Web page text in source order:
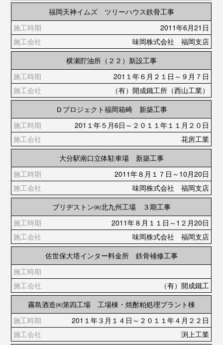
福岡天神イムズ ツリーハウス鉄骨工事
2011年6月21日
味岡株式会社 福岡支店
横瀬貯油所（２２）新設工事
201１年６月２１日～９月７日
（有）開成鐵工所（西山工業）
Ｄプロジェクト福岡箱崎 新築工事
201１年５月6日～２０１１年１１月２０日
花房工業
大分駅南口立体駐車場 新築工事
2011年８月１７日～10月20日
味岡株式会社 福岡支店
ブリヂストン㈱北九州工場 ３期工事
2011年８月１１日～1２月20日
味岡株式会社 福岡支店
佐世保大塔インター料金所 鉄骨補修工事
（有）開成鐵工
霧島酒造㈱第四工場 工場棟・焼酎粕処理プラント棟
201１年３月１４日～２０１１年４月２２日
渕上工業